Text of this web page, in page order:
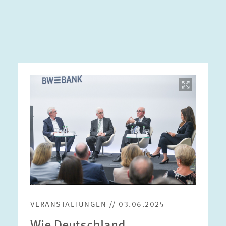
Bild
vergrößerter
Ansicht
VERANSTALTUNGEN // 03.06.2025